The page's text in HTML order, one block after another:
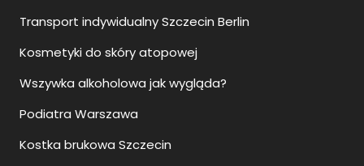
Transport indywidualny Szczecin Berlin
Kosmetyki do skóry atopowej
Wszywka alkoholowa jak wygląda?
Podiatra Warszawa
Kostka brukowa Szczecin